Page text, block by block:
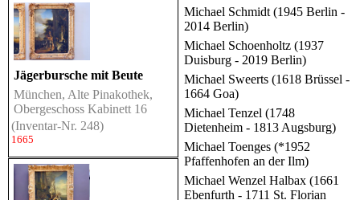
Jägerbursche mit Beute
München, Alte Pinakothek,
Obergeschoss Kabinett 16
(Inventar-Nr. 248)
1665
Michael Schmidt (1945 Berlin -
2014 Berlin)
Michael Schoenholtz (1937
Duisburg - 2019 Berlin)
Michael Sweerts (1618 Brüssel -
1664 Goa)
Michael Tenzel (1748
Dietenheim - 1813 Augsburg)
Michael Toenges (*1952
Pfaffenhofen an der Ilm)
Michael Wenzel Halbax (1661
Ebenfurth - 1711 St. Florian